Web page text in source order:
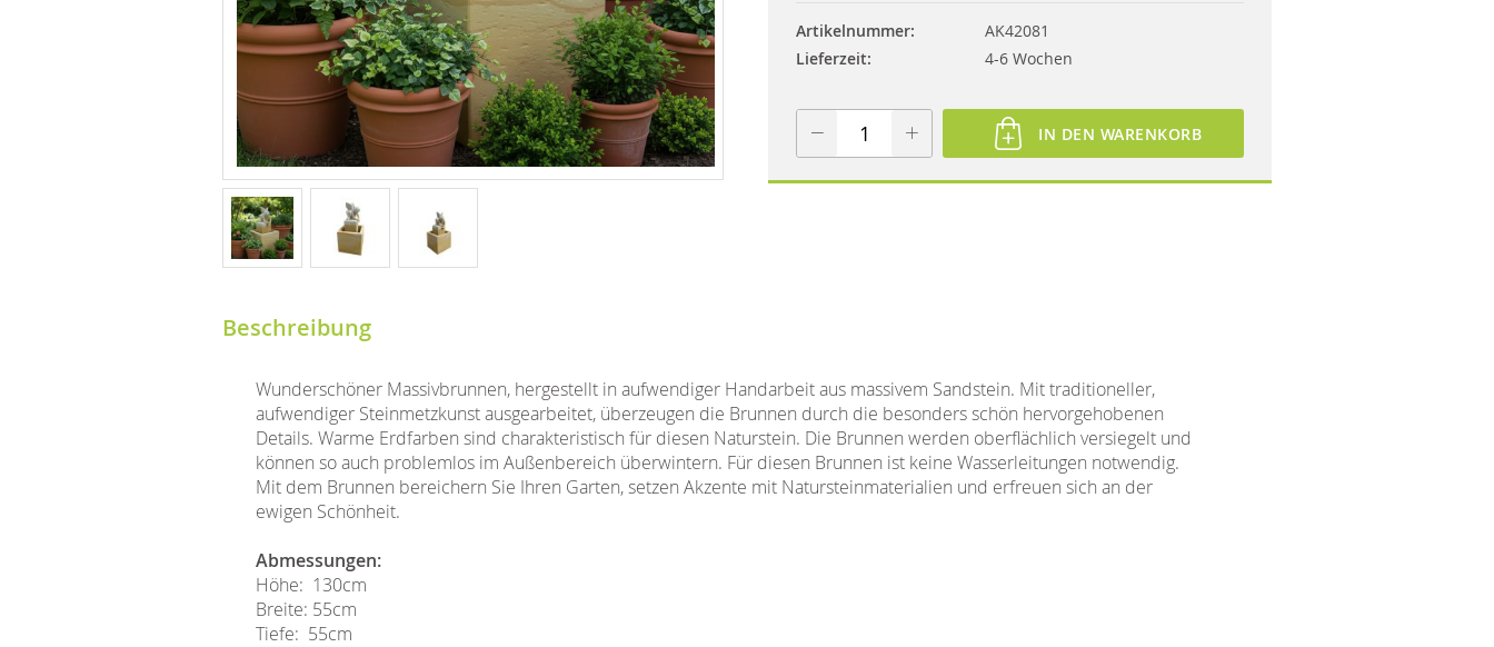
Artikelnummer
AK42081
Lieferzeit
4-6 Wochen
IN DEN WARENKORB
Beschreibung
Wunderschöner Massivbrunnen, hergestellt in aufwendiger Handarbeit aus massivem Sandstein. Mit traditioneller,
aufwendiger Steinmetzkunst ausgearbeitet, überzeugen die Brunnen durch die besonders schön hervorgehobenen
Details. Warme Erdfarben sind charakteristisch für diesen Naturstein. Die Brunnen werden oberflächlich versiegelt und
können so auch problemlos im Außenbereich überwintern. Für diesen Brunnen ist keine Wasserleitungen notwendig.
Mit dem Brunnen bereichern Sie Ihren Garten, setzen Akzente mit Natursteinmaterialien und erfreuen sich an der
ewigen Schönheit.
Abmessungen:
Höhe: 130cm
Breite: 55cm
Tiefe: 55cm